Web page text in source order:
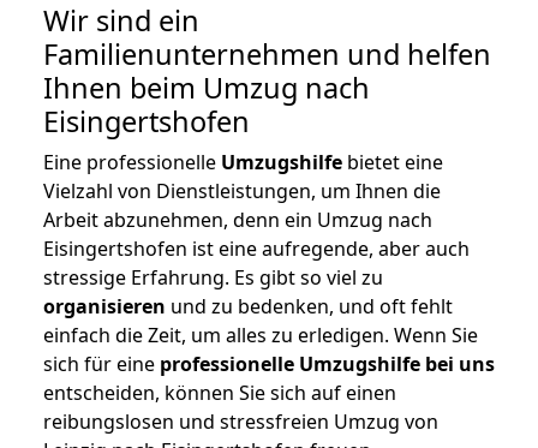
Wir sind ein
Familienunternehmen und helfen
Ihnen beim Umzug nach
Eisingertshofen
Eine professionelle Umzugshilfe bietet eine
Vielzahl von Dienstleistungen, um Ihnen die
Arbeit abzunehmen, denn ein Umzug nach
Eisingertshofen ist eine aufregende, aber auch
stressige Erfahrung. Es gibt so viel zu
organisieren und zu bedenken, und oft fehlt
einfach die Zeit, um alles zu erledigen. Wenn Sie
sich für eine professionelle Umzugshilfe bei uns
entscheiden, können Sie sich auf einen
reibungslosen und stressfreien Umzug von